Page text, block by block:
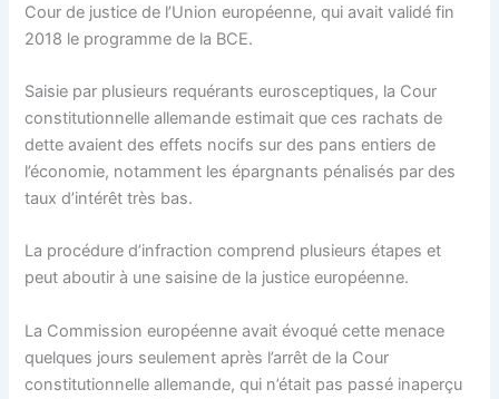
Cour de justice de l’Union européenne, qui avait validé fin
2018 le programme de la BCE.
Saisie par plusieurs requérants eurosceptiques, la Cour
constitutionnelle allemande estimait que ces rachats de
dette avaient des effets nocifs sur des pans entiers de
l’économie, notamment les épargnants pénalisés par des
taux d’intérêt très bas.
La procédure d’infraction comprend plusieurs étapes et
peut aboutir à une saisine de la justice européenne.
La Commission européenne avait évoqué cette menace
quelques jours seulement après l’arrêt de la Cour
constitutionnelle allemande, qui n’était pas passé inaperçu